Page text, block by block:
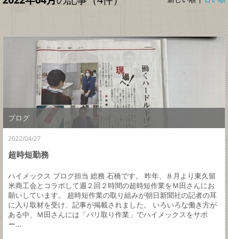
ブログ
2022/04/27
超時短勤務
ハイメックス ブログ担当 総務 石橋です。 昨年、８月より東久留
米商工会とコラボして週２回２時間の超時短作業をＭ田さんにお
願いしています。 超時短作業の取り組みが朝日新聞社の記者の耳
に入り取材を受け、記事が掲載されました。 いろいろな働き方が
ある中、Ｍ田さんには「バリ取り作業」でハイメックスをサポ
ー...